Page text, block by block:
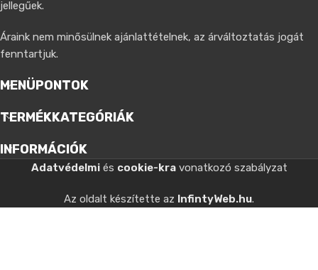
jellegűek.
Áraink nem minősülnek ajánlattételnek, az árváltoztatás jogát
fenntartjuk.
MENÜPONTOK
TERMÉKKATEGÓRIÁK
INFORMÁCIÓK
Adatvédelmiés cookie-kravonatkozó szabályzat
Az oldalt készítette az InfintyWeb.hu.